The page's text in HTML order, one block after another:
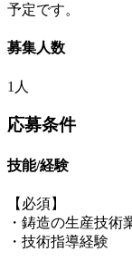
予定です。
募集人数
1人
応募条件
技能/経験
【必須
・鋳造の生産
・技術指導